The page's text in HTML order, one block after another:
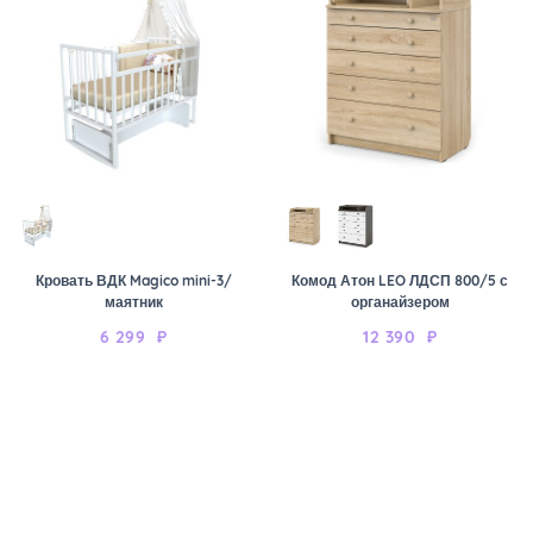
Кровать ВДК Magico mini-3/
маятник
6 299 ₽
Комод Атон LEO ЛДСП 800/5 с
органайзером
12 390 ₽